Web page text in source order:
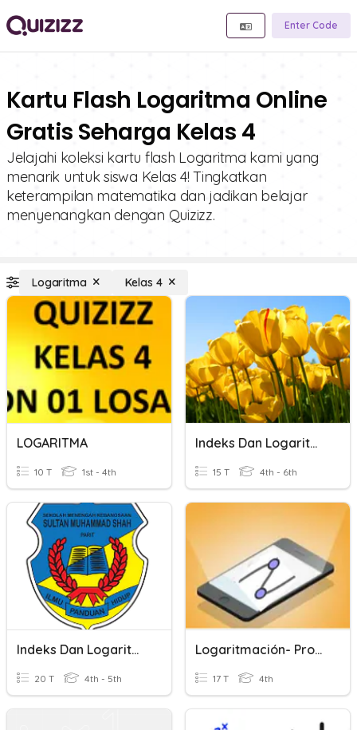
Enter Code
Kartu Flash Logaritma Online
Gratis Seharga Kelas 4
Jelajahi koleksi kartu flash Logaritma kami yang
menarik untuk siswa Kelas 4! Tingkatkan
keterampilan matematika dan jadikan belajar
menyenangkan dengan Quizizz.
Logaritma Kelas 4
LOGARITMA
10 T 1st - 4th
Indeks Dan Logaritma
15 T 4th - 6th
Indeks Dan Logaritma
20 T 4th - 5th
Logaritmación- Propiedades
17 T 4th